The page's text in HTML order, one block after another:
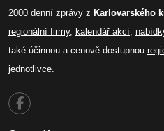
2000 denní zprávy z Karlovarského
regionální firmy, kalendář akcí,
také účinnou a cenově dostupnou
jednotlivce.